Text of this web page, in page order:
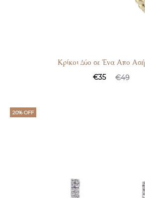
Κρίκοι Δύο σε Ένα Απο
€49
€35
20% OFF